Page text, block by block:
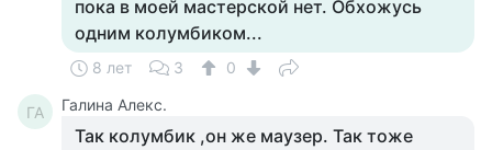
пока в моей мастерской нет. Обхожусь
одним колумбиком...
8 лет 3 0
ГА Галина Алекс.
Так колумбик ,он же маузер. Так тоже